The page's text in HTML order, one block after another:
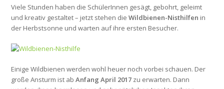
Viele Stunden haben die SchülerInnen gesägt, gebohrt, geleimt
und kreativ gestaltet – jetzt stehen dieWildbienen-Nisthilfen in
der Herbstsonne und warten auf ihre ersten Besucher.
Einige Wildbienen werden wohl heuer noch vorbei schauen. Der
große Ansturm ist abAnfang April 2017 zu erwarten. Dann